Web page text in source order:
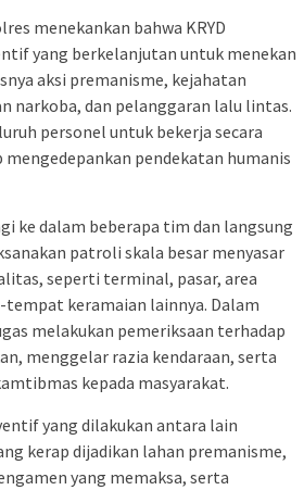
menekankan bahwa KRYD
yang berkelanjutan untuk menekan
aksi premanisme, kejahatan
narkoba, dan pelanggaran lalu lintas.
personel untuk bekerja secara
pendekatan humanis
ke dalam beberapa tim dan langsung
patroli skala besar menyasar
seperti terminal, pasar, area
keramaian lainnya. Dalam
melakukan pemeriksaan terhadap
menggelar razia kendaraan, serta
kepada masyarakat.
yang dilakukan antara lain
kerap dijadikan lahan premanisme,
yang memaksa, serta